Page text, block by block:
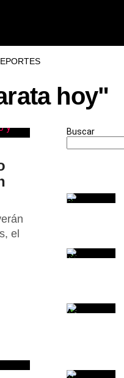
hoy"
el
Buscar